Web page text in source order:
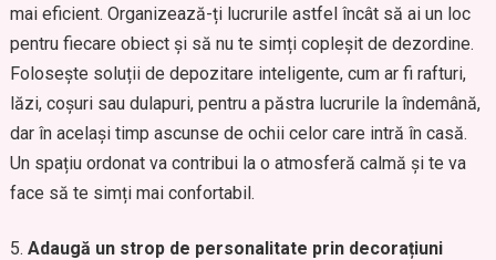
mai eficient. Organizează-ți lucrurile astfel încât să ai un loc
pentru fiecare obiect și să nu te simți copleșit de dezordine.
Folosește soluții de depozitare inteligente, cum ar fi rafturi,
lăzi, coșuri sau dulapuri, pentru a păstra lucrurile la îndemână,
dar în același timp ascunse de ochii celor care intră în casă.
Un spațiu ordonat va contribui la o atmosferă calmă și te va
face să te simți mai confortabil.
Adaugă un strop de personalitate prin decorațiuni